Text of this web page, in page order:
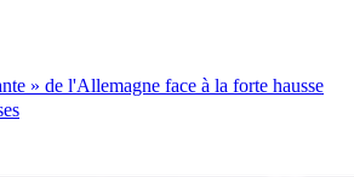
» de l'Allemagne face à la forte hausse